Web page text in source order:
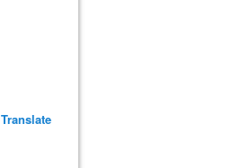
Translate